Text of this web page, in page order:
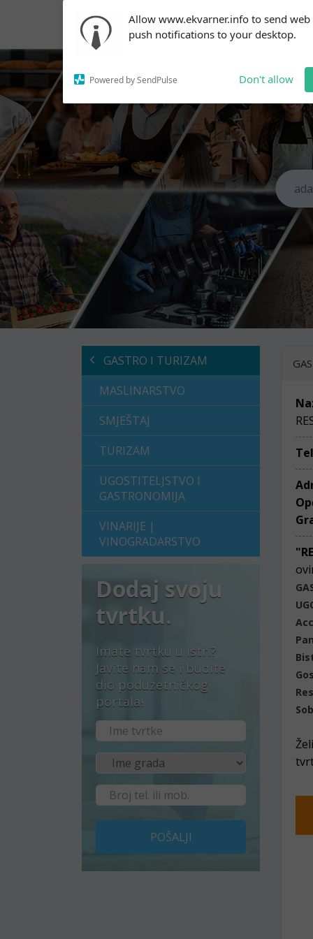
Allow www.ekvarner.info to send web
push notifications to your desktop.
Powered by SendPulse Don't allow
notifications!
To enable permission prompts, click
on the notification icon
GASTRO I TURIZAM
MASLINARSTVO
SMJEŠTAJ
TURIZAM
UGOSTITELJSTVO I
GASTRONOMIJA
VINARIJE |
VINOGRADARSTVO
Dodaj svoju
tvrtku.
Imate tvrtku u Istri?
Javite nam se i budite
dio poduzetničkog
portala!
POŠALJI